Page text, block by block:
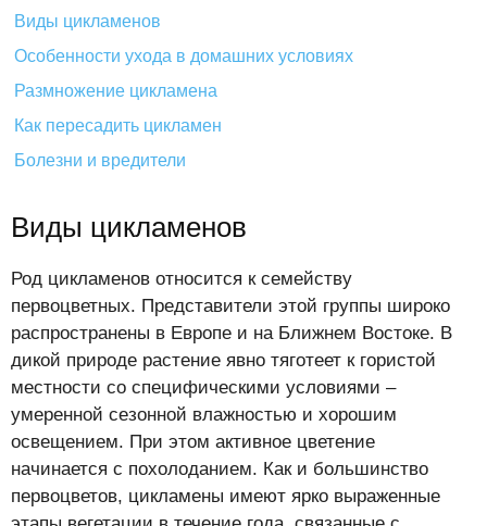
Виды цикламенов
Особенности ухода в домашних условиях
Размножение цикламена
Как пересадить цикламен
Болезни и вредители
Виды цикламенов
Род цикламенов относится к семейству
первоцветных. Представители этой группы широко
распространены в Европе и на Ближнем Востоке. В
дикой природе растение явно тяготеет к гористой
местности со специфическими условиями –
умеренной сезонной влажностью и хорошим
освещением. При этом активное цветение
начинается с похолоданием. Как и большинство
первоцветов, цикламены имеют ярко выраженные